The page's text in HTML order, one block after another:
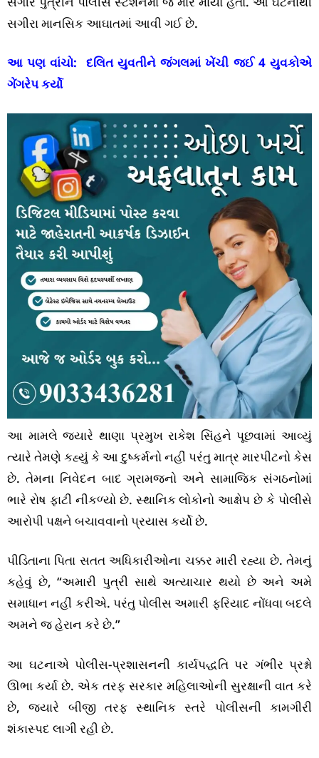
સગીરા માનસિક આઘાતમાં આવી ગઈ છે.
આ પણ વાંચો: દલિત યુવતીને જંગલમાં ખેંચી જઈ 4 યુવકોએ
ગેંગરેપ કર્યો
આ મામલે જ્યારે થાણા પ્રમુખ રાકેશ સિંહને પૂછવામાં આવ્યું
ત્યારે તેમણે કહ્યું કે આ દુષ્કર્મનો નહીં પરંતુ માત્ર મારપીટનો કેસ
છે. તેમના નિવેદન બાદ ગ્રામજનો અને સામાજિક સંગઠનોમાં
ભારે રોષ ફાટી નીકળ્યો છે. સ્થાનિક લોકોનો આક્ષેપ છે કે પોલીસે
આરોપી પક્ષને બચાવવાનો પ્રયાસ કર્યો છે.
પીડિતાના પિતા સતત અધિકારીઓના ચક્કર મારી રહ્યા છે. તેમનું
કહેવું છે, “અમારી પુત્રી સાથે અત્યાચાર થયો છે અને અમે
સમાધાન નહીં કરીએ. પરંતુ પોલીસ અમારી ફરિયાદ નોંધવા બદલે
અમને જ હેરાન કરે છે.”
આ ઘટનાએ પોલીસ-પ્રશાસનની કાર્યપદ્ધતિ પર ગંભીર પ્રશ્નો
ઊભા કર્યા છે. એક તરફ સરકાર મહિલાઓની સુરક્ષાની વાત કરે
છે, જ્યારે બીજી તરફ સ્થાનિક સ્તરે પોલીસની કામગીરી
શંકાસ્પદ લાગી રહી છે.